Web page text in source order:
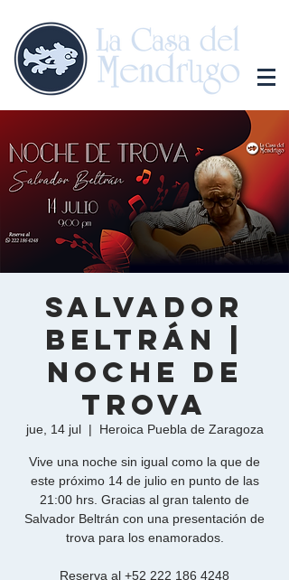
Salvador
Beltrán |
Noche de
Trova
jue, 14 jul
  |
Heroica Puebla de Zaragoza
Vive una noche sin igual como la que de
este próximo 14 de julio en punto de las
21:00 hrs. Gracias al gran talento de
Salvador Beltrán con una presentación de
trova para los enamorados.
Reserva al +52 222 186 4248